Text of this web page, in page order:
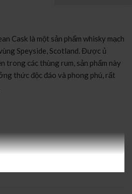
Cask là một sản phẩm whisky mạch
Speyside, Scotland. Được ủ
trong các thùng rum, sản phẩm này
thức độc đáo và phong phú, rất